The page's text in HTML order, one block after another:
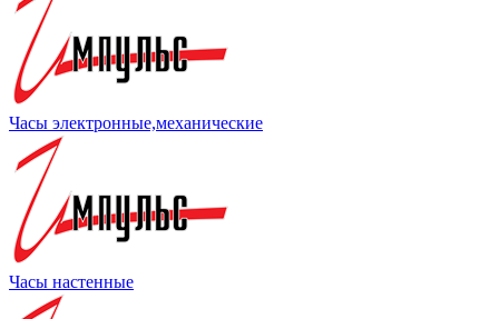
Часы электронные,механические
Часы настенные